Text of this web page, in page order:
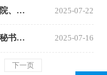
大足区人民医院医共体石马中心卫生院、回龙镇卫生院招聘编外人员的启事 2025-07-22
重庆医科大学附属大足医院招聘科室秘书、收费员的启事！ 2025-07-16
下一页